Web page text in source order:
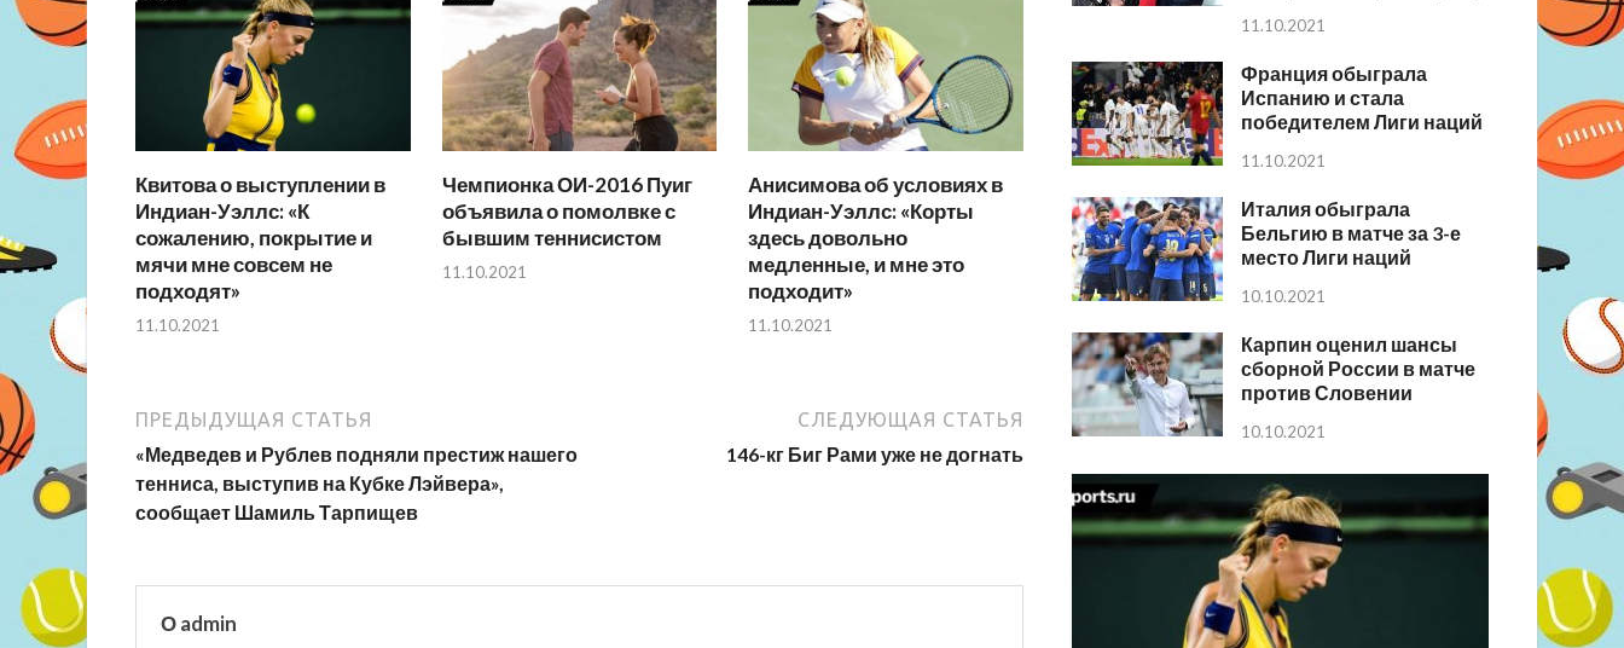
Квитова о выступлении в
Индиан-Уэллс: «К
сожалению, покрытие и
мячи мне совсем не
подходят»
11.10.2021
Чемпионка ОИ-2016 Пуиг
объявила о помолвке с
бывшим теннисистом
11.10.2021
Анисимова об условиях в
Индиан-Уэллс: «Корты
здесь довольно
медленные, и мне это
подходит»
11.10.2021
ПРЕДЫДУЩАЯ СТАТЬЯ
«Медведев и Рублев подняли престиж нашего
тенниса, выступив на Кубке Лэйвера»,
сообщает Шамиль Тарпищев
СЛЕДУЮЩАЯ СТАТЬЯ
146-кг Биг Рами уже не догнать
О admin
11.10.2021
Франция обыграла
Испанию и стала
победителем Лиги наций
11.10.2021
Италия обыграла
Бельгию в матче за 3-е
место Лиги наций
10.10.2021
Карпин оценил шансы
сборной России в матче
против Словении
10.10.2021